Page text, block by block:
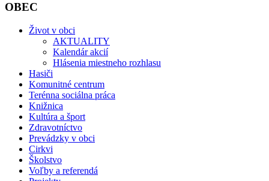
OBEC
Život v obci
AKTUALITY
Kalendár akcií
Hlásenia miestneho rozhlasu
Hasiči
Komunitné centrum
Terénna sociálna práca
Knižnica
Kultúra a šport
Zdravotníctvo
Prevádzky v obci
Cirkvi
Školstvo
Voľby a referendá